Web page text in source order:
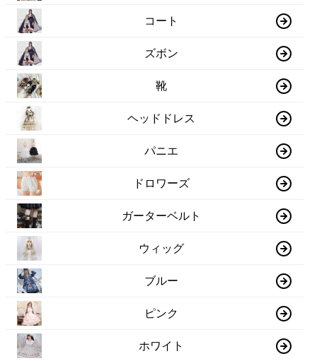
コート
ズボン
靴
ヘッドドレス
パニエ
ドロワーズ
ガーターベルト
ウィッグ
ブルー
ピンク
ホワイト